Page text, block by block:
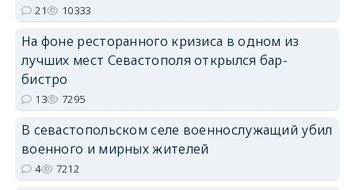
erid: 2SDnjdvhGXG
21 10333
На фоне ресторанного кризиса в одном из
лучших мест Севастополя открылся бар-
бистро
13 7295
В севастопольском селе военнослужащий убил
военного и мирных жителей
4 7212